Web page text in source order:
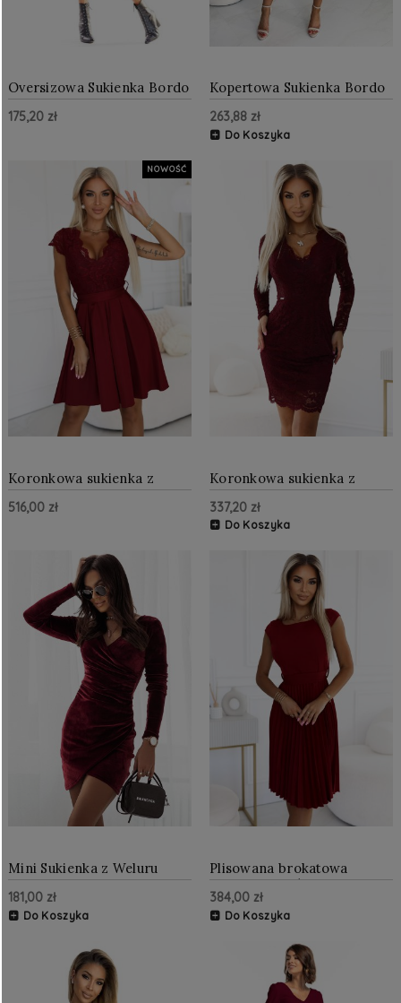
Oversizowa Sukienka Bordo
AW325
175,20 zł
Kopertowa Sukienka Bordo
NU401-1
263,88 zł
Do Koszyka
Koronkowa sukienka z
dekoltem i rozkloszowaną
spódnicą Bordowa
516,00 zł
NOWOŚĆ
Koronkowa sukienka z
długim rękawem Bordowa
NU170-14
337,20 zł
Do Koszyka
Mini Sukienka z Weluru
Bordo 315
181,00 zł
Do Koszyka
Plisowana brokatowa
sukienka z krótkim
rękawkiem Bordowa NU311-
15
384,00 zł
Do Koszyka